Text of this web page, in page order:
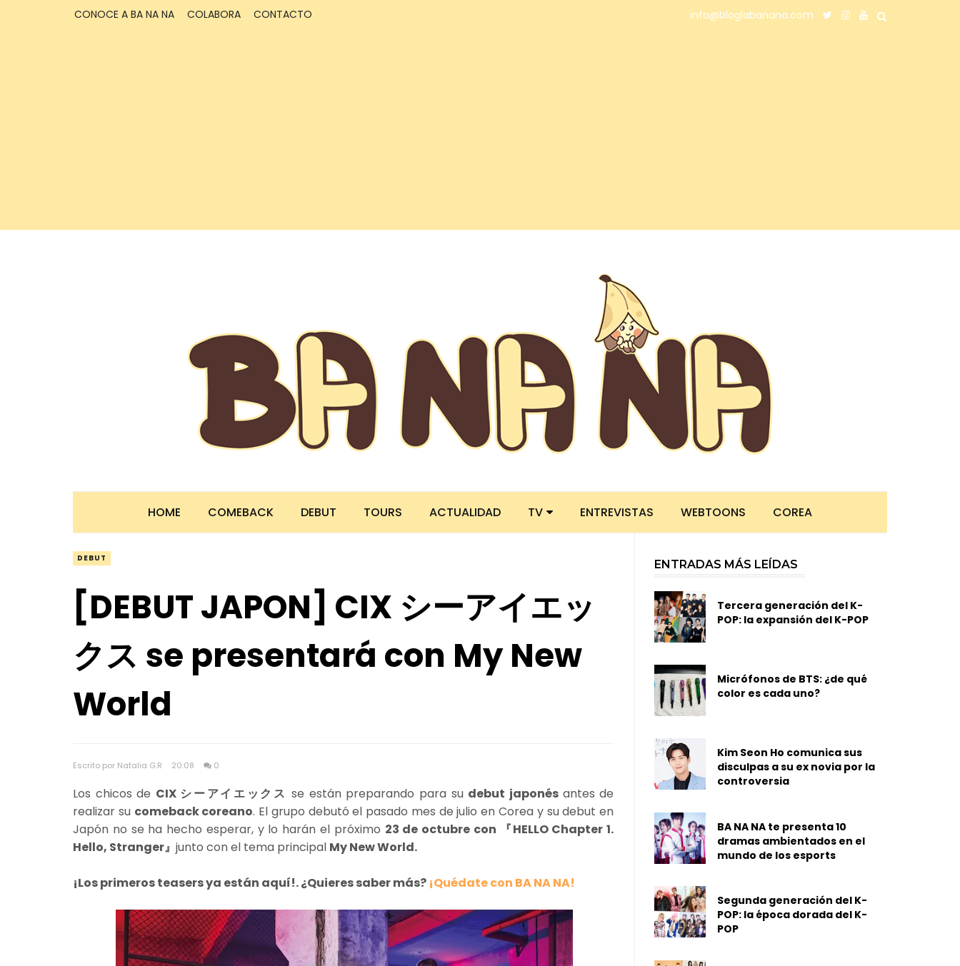
CONOCE A BA NA NA COLABORA CONTACTO info@bloglabanana.com
HOME COMEBACK DEBUT TOURS ACTUALIDAD TV ENTREVISTAS WEBTOONS COREA
DEBUT
[DEBUT JAPON] CIX シーアイエッ
クス se presentará con My New
World
Escrito por Natalia G.R 20:08 0
Los chicos de CIX シーアイエックス se están preparando para su debut japonés antes de
realizar su comeback coreano. El grupo debutó el pasado mes de julio en Corea y su debut en
Japón no se ha hecho esperar, y lo harán el próximo 23 de octubre con 『HELLO Chapter 1.
Hello, Stranger』 junto con el tema principal My New World.
¡Los primeros teasers ya están aquí!. ¿Quieres saber más? ¡Quédate con BA NA NA!
ENTRADAS MÁS LEÍDAS
Tercera generación del K-
POP: la expansión del K-POP
Micrófonos de BTS: ¿de qué
color es cada uno?
Kim Seon Ho comunica sus
disculpas a su ex novia por la
controversia
BA NA NA te presenta 10
dramas ambientados en el
mundo de los esports
Segunda generación del K-
POP: la época dorada del K-
POP